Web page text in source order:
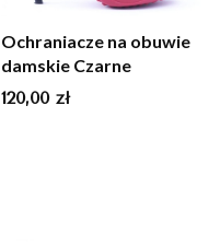
Ochraniacze na obuwie
damskie Czarne
Cena
120,00 zł